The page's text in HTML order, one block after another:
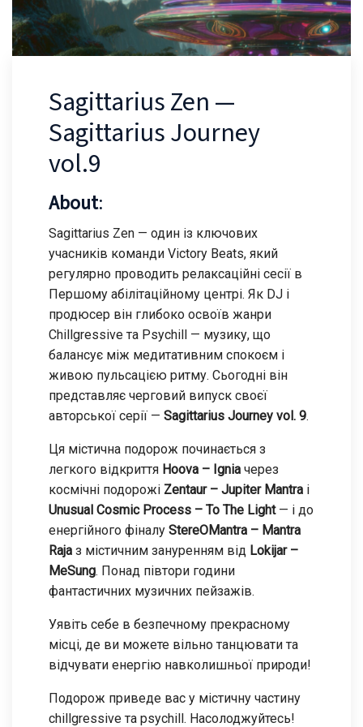
Sagittarius Zen —
Sagittarius Journey
vol.9
About:
Sagittarius Zen — один із ключових
учасників команди Victory Beats, який
регулярно проводить релаксаційні сесії в
Першому абілітаційному центрі. Як DJ і
продюсер він глибоко освоїв жанри
Chillgressive та Psychill — музику, що
балансує між медитативним спокоєм і
живою пульсацією ритму. Сьогодні він
представляє черговий випуск своєї
авторської серії — Sagittarius Journey vol. 9.
Ця містична подорож починається з
легкого відкриття Hoova – Ignia через
космічні подорожі Zentaur – Jupiter Mantra і
Unusual Cosmic Process – To The Light— і до
енергійного фіналу StereOMantra – Mantra
Raja з містичним зануренням від Lokijar –
MeSung. Понад півтори години
фантастичних музичних пейзажів.
Уявіть себе в безпечному прекрасному
місці, де ви можете вільно танцювати та
відчувати енергію навколишньої природи!
Подорож приведе вас у містичну частину
chillgressive та psychill. Насолоджуйтесь!